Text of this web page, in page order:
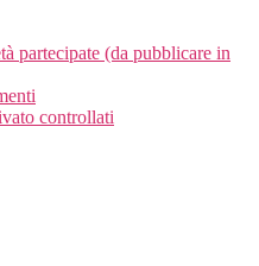
partecipate (da pubblicare in
controllati